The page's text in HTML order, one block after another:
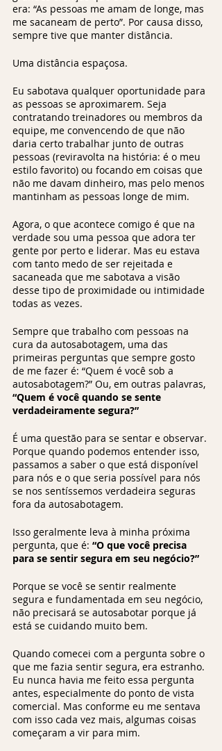
era: “As pessoas me amam de longe, mas
me sacaneam de perto”. Por causa disso,
sempre tive que manter distância.
Uma distância espaçosa.
Eu sabotava qualquer oportunidade para
as pessoas se aproximarem. Seja
contratando treinadores ou membros da
equipe, me convencendo de que não
daria certo trabalhar junto de outras
pessoas (reviravolta na história: é o meu
estilo favorito) ou focando em coisas que
não me davam dinheiro, mas pelo menos
mantinham as pessoas longe de mim.
Agora, o que acontece comigo é que na
verdade sou uma pessoa que adora ter
gente por perto e liderar. Mas eu estava
com tanto medo de ser rejeitada e
sacaneada que me sabotava a visão
desse tipo de proximidade ou intimidade
todas as vezes.
Sempre que trabalho com pessoas na
cura da autosabotagem, uma das
primeiras perguntas que sempre gosto
de me fazer é: “Quem é você sob a
autosabotagem?” Ou, em outras palavras,
“Quem é você quando se sente
verdadeiramente segura?”
É uma questão para se sentar e observar.
Porque quando podemos entender isso,
passamos a saber o que está disponível
para nós e o que seria possível para nós
se nos sentíssemos verdadeira seguras
fora da autosabotagem.
Isso geralmente leva à minha próxima
pergunta, que é: “O que você precisa
para se sentir segura em seu negócio?”
Porque se você se sentir realmente
segura e fundamentada em seu negócio,
não precisará se autosabotar porque já
está se cuidando muito bem.
Quando comecei com a pergunta sobre o
que me fazia sentir segura, era estranho.
Eu nunca havia me feito essa pergunta
antes, especialmente do ponto de vista
comercial. Mas conforme eu me sentava
com isso cada vez mais, algumas coisas
começaram a vir para mim.